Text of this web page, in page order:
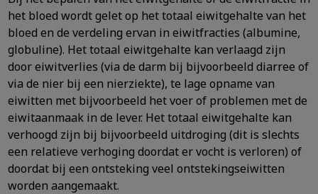
het bloed wordt gelet op het totaal eiwitgehalte van het
bloed en de verdeling ervan in eiwitfracties (albumine,
globuline). Het totaal eiwitgehalte kan verlaagd zijn
door eiwitverlies (via de darm bij bijvoorbeeld diarree of
via de nier bij een nierziekte), te lage opname van
eiwitten met bijvoorbeeld het voer of problemen met de
eiwitaanmaak in de lever. Het totaal eiwitgehalte kan
verhoogd zijn bij bijvoorbeeld uitdroging (dit is slechts
een relatieve verhoging doordat er vocht is verloren) of
doordat bij een ontsteking veel ontstekingseiwitten
worden aangemaakt.